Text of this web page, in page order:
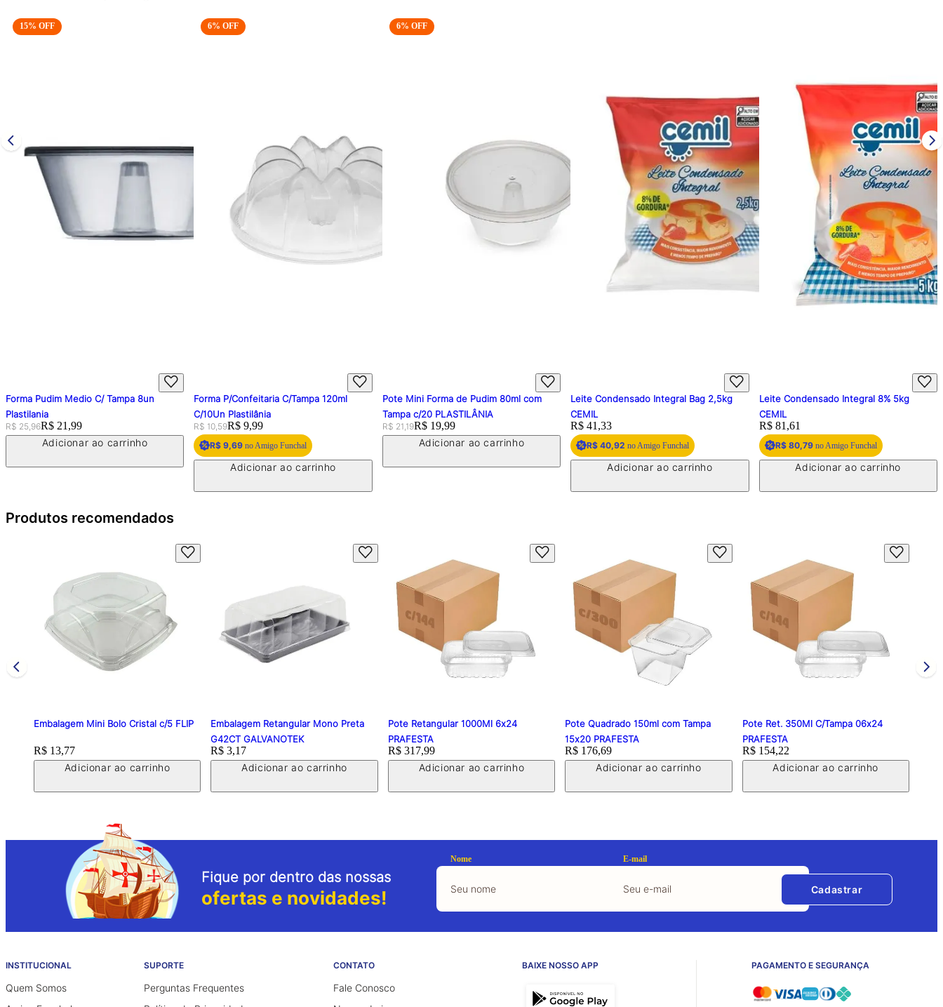
15% OFF
Forma Pudim Medio C/ Tampa 8un
Plastilania
Original price:
R$ 25,96Price:
R$ 21,99
Adicionar ao carrinho
6% OFF
Forma P/Confeitaria C/Tampa 120ml
C/10Un Plastilânia
Original price:
R$ 10,59Price:
R$ 9,99
R$ 9,69 no Amigo Funchal
Adicionar ao carrinho
6% OFF
Pote Mini Forma de Pudim 80ml com
Tampa c/20 PLASTILÂNIA
Original price:
R$ 21,19Price:
R$ 19,99
Adicionar ao carrinho
Leite Condensado Integral Bag 2,5kg
CEMIL
Price:
R$ 41,33
R$ 40,92 no Amigo Funchal
Adicionar ao carrinho
Leite Condensado Integral 8% 5kg
CEMIL
Price:
R$ 81,61
R$ 80,79no Amigo Funchal
Adicionar ao carrinho
Produtos recomendados
Embalagem Mini Bolo Cristal c/5 FLIP
Price:
R$ 13,77
Adicionar ao carrinho
Embalagem Retangular Mono Preta
G42CT GALVANOTEK
Price:
R$ 3,17
Adicionar ao carrinho
Pote Retangular 1000Ml 6x24
PRAFESTA
Price:
R$ 317,99
Adicionar ao carrinho
Pote Quadrado 150ml com Tampa
15x20 PRAFESTA
Price:
R$ 176,69
Adicionar ao carrinho
Pote Ret. 350Ml C/Tampa 06x24
PRAFESTA
Price:
R$ 154,22
Adicionar ao carrinho
Fique por dentro das nossas
ofertas e novidades!
Nome E-mail
Cadastrar
INSTITUCIONAL
Quem Somos
SUPORTE
Perguntas Frequentes
CONTATO
Fale Conosco
BAIXE NOSSO APP PAGAMENTO E SEGURANÇA